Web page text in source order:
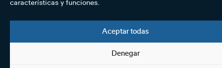
características y funciones.
Aceptar todas
Denegar